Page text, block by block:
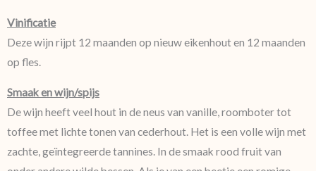
Vinificatie
Deze wijn rijpt 12 maanden op nieuw eikenhout en 12 maanden
op fles.
Smaak en wijn/spijs
De wijn heeft veel hout in de neus van vanille, roomboter tot
toffee met lichte tonen van cederhout. Het is een volle wijn met
zachte, geïntegreerde tannines. In de smaak rood fruit van